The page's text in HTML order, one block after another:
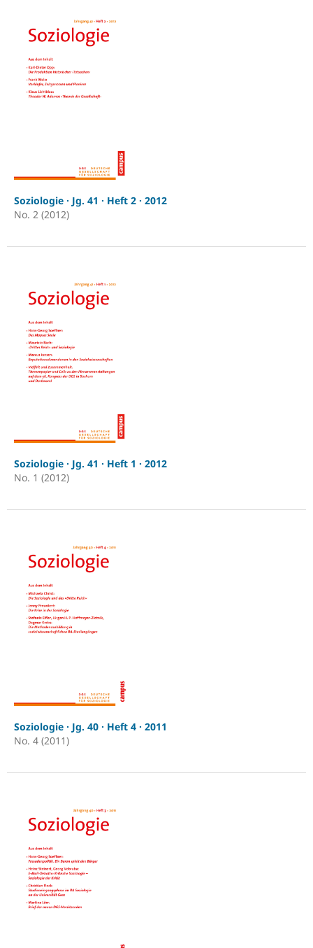
Soziologie · Jg. 41 · Heft 2 · 2012
No. 2 (2012)
Soziologie · Jg. 41 · Heft 1 · 2012
No. 1 (2012)
Soziologie · Jg. 40 · Heft 4 · 2011
No. 4 (2011)